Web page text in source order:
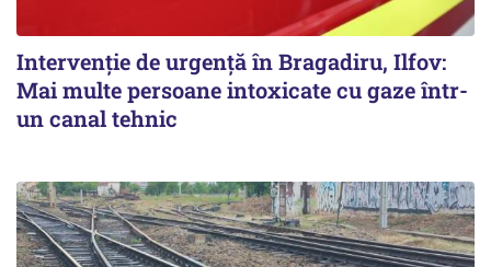
Intervenție de urgență în Bragadiru, Ilfov:
Mai multe persoane intoxicate cu gaze într-
un canal tehnic